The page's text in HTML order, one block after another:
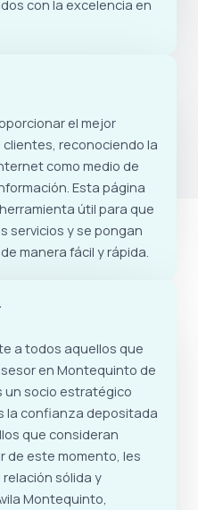
con la excelencia en
el mejor
reconociendo la
como medio de
Esta página
útil para que
servicios y se pongan
manera fácil y rápida.
a todos aquellos que
en Montequinto de
un socio estratégico
la confianza depositada
que consideran
de este momento, les
sólida y
Montequinto,